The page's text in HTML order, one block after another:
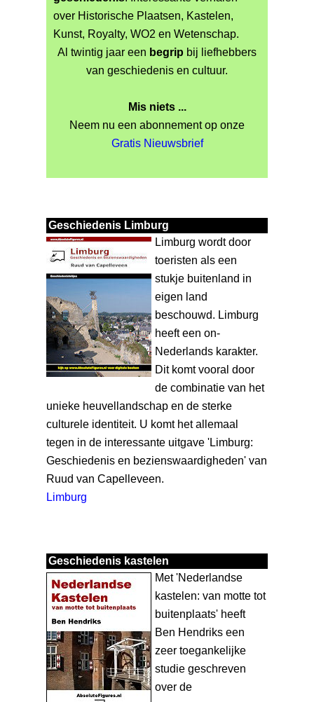
over Historische Plaatsen, Kastelen,
Kunst, Royalty, WO2 en Wetenschap.
Al twintig jaar een begrip bij liefhebbers
van geschiedenis en cultuur.
Mis niets ...
Neem nu een abonnement op onze
Gratis Nieuwsbrief
Geschiedenis Limburg
Limburg wordt door
toeristen als een
stukje buitenland in
eigen land
beschouwd. Limburg
heeft een on-
Nederlands karakter.
Dit komt vooral door
de combinatie van het
unieke heuvellandschap en de sterke
culturele identiteit. U komt het allemaal
tegen in de interessante uitgave 'Limburg:
Geschiedenis en bezienswaardigheden' van
Ruud van Capelleveen.
Limburg
Geschiedenis kastelen
Met 'Nederlandse
kastelen: van motte tot
buitenplaats' heeft
Ben Hendriks een
zeer toegankelijke
studie geschreven
over de